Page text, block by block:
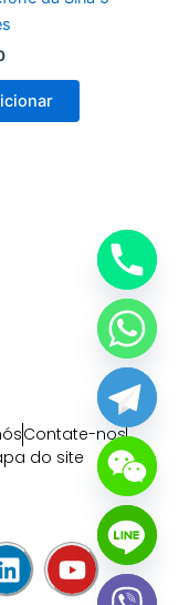
Contate-nos
do site
L
i
Y
o